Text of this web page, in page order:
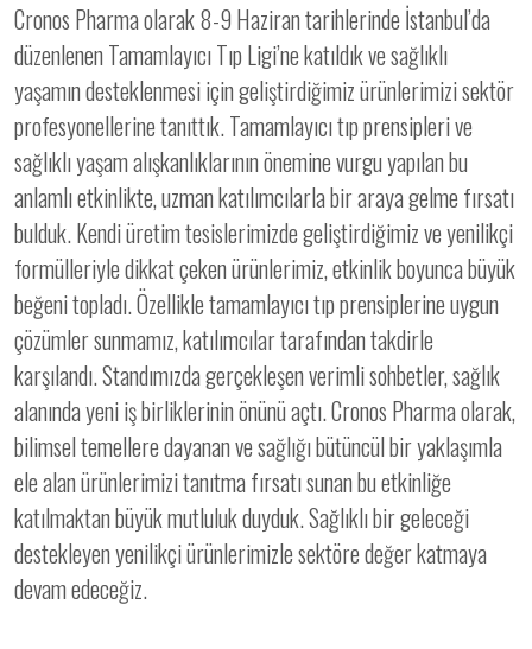
Cronos Pharma olarak 8-9 Haziran tarihlerinde İstanbul’da
düzenlenen Tamamlayıcı Tıp Ligi’ne katıldık ve sağlıklı
yaşamın desteklenmesi için geliştirdiğimiz ürünlerimizi sektör
profesyonellerine tanıttık. Tamamlayıcı tıp prensipleri ve
sağlıklı yaşam alışkanlıklarının önemine vurgu yapılan bu
anlamlı etkinlikte, uzman katılımcılarla bir araya gelme fırsatı
bulduk. Kendi üretim tesislerimizde geliştirdiğimiz ve yenilikçi
formülleriyle dikkat çeken ürünlerimiz, etkinlik boyunca büyük
beğeni topladı. Özellikle tamamlayıcı tıp prensiplerine uygun
çözümler sunmamız, katılımcılar tarafından takdirle
karşılandı. Standımızda gerçekleşen verimli sohbetler, sağlık
alanında yeni iş birliklerinin önünü açtı. Cronos Pharma olarak,
bilimsel temellere dayanan ve sağlığı bütüncül bir yaklaşımla
ele alan ürünlerimizi tanıtma fırsatı sunan bu etkinliğe
katılmaktan büyük mutluluk duyduk. Sağlıklı bir geleceği
destekleyen yenilikçi ürünlerimizle sektöre değer katmaya
devam edeceğiz.